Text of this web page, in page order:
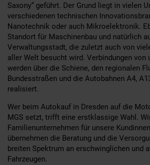
Saxony“ geführt. Der Grund liegt in vielen
verschiedenen technischen
Nanotechnik oder auch Mikroelektronik.
Standort für Maschinenbau und natürlich
Verwaltungsstadt, die zuletzt auch von
aller Welt besucht wird. Verbindungen von
werden über die Schiene, den regionalen
Bundesstraßen und die Autobahnen A4,
realisiert.
Wer beim Autokauf in Dresden auf die
MGS setzt, trifft eine erstklassige Wahl.
Familienunternehmen für unsere
übernehmen die Beratung und die
breiten Spektrum an erschwinglichen und
Fahrzeugen.